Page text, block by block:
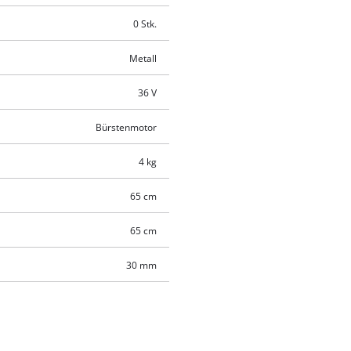
0 Stk.
Metall
36 V
Bürstenmotor
4 kg
65 cm
65 cm
30 mm